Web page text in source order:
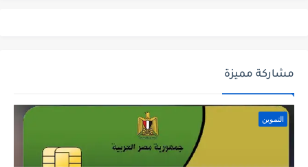
مشاركة مميزة
التموين